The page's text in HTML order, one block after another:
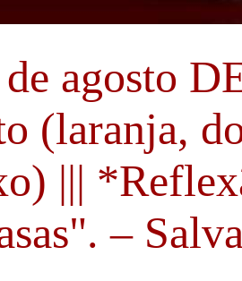
agosto
(laranja,
|||
–